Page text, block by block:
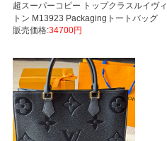
超スーパーコピー トップクラスルイヴィ
トン M13923 Packagingトートバッグ
LVバッグ代引き国内発送
販売価格:34700円